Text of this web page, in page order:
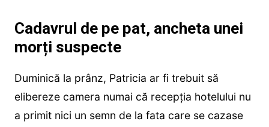
Cadavrul de pe pat, ancheta unei
morți suspecte
Duminică la prânz, Patricia ar fi trebuit să
elibereze camera numai că recepția hotelului nu
a primit nici un semn de la fata care se cazase